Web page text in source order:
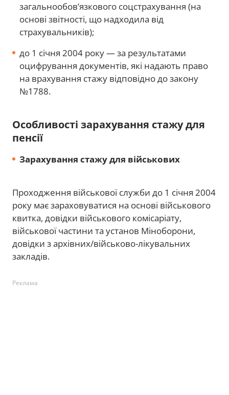
загальнообов’язкового соцстрахування (на
основі звітності, що надходила від
страхувальників);
до 1 січня 2004 року — за результатами
оцифрування документів, які надають право
на врахування стажу відповідно до закону
№1788.
Особливості зарахування стажу для
пенсії
Зарахування стажу для військових
Проходження військової служби до 1 січня 2004
року має зараховуватися на основі військового
квитка, довідки військового комісаріату,
військової частини та установ Міноборони,
довідки з архівних/військово-лікувальних
закладів.
Реклама